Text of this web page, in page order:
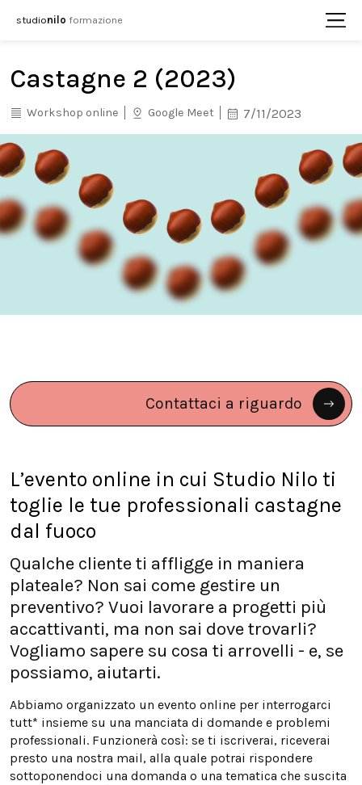
studionilo formazione
Castagne 2 (2023)
Workshop online Google Meet 7/11/2023
Contattaci a riguardo
L’evento online in cui Studio Nilo ti
toglie le tue professionali castagne
dal fuoco
Qualche cliente ti affligge in maniera
plateale? Non sai come gestire un
preventivo? Vuoi lavorare a progetti più
accattivanti, ma non sai dove trovarli?
Vogliamo sapere su cosa ti arrovelli - e, se
possiamo, aiutarti.
Abbiamo organizzato un evento online per interrogarci
tutt* insieme su una manciata di domande e problemi
professionali. Funzionerà così: se ti iscriverai, riceverai
presto una nostra mail, alla quale potrai rispondere
sottoponendoci una domanda o una tematica che suscita